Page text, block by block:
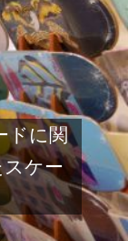
ドに関
ケー